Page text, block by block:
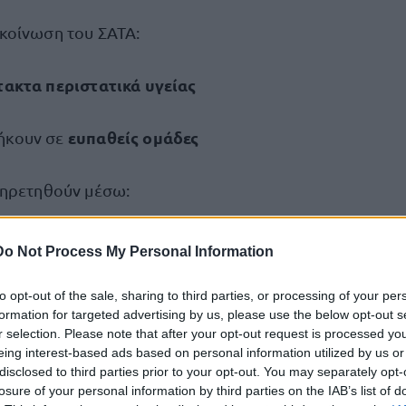
Not Process My Personal Information
opt-out of the sale, sharing to third parties, or processing of your
for targeted advertising by us, please use the below opt-out
selection. Please note that after your opt-out request is processed
interest-based ads based on personal information utilized by us
to third parties prior to your opt-out. You may separately
of your personal information by third parties on the IAB’s list of
του ΣΑΤΑ:
περιστατικά υγείας
σε ευπαθείς ομάδες
μέσω:
Ράδιο Ταξί της Περιφέρειας
μεειδική σήμανση στο παρμπρίζ
στοχεύει στο να καλυφθούνκρίσιμες ανάγκες